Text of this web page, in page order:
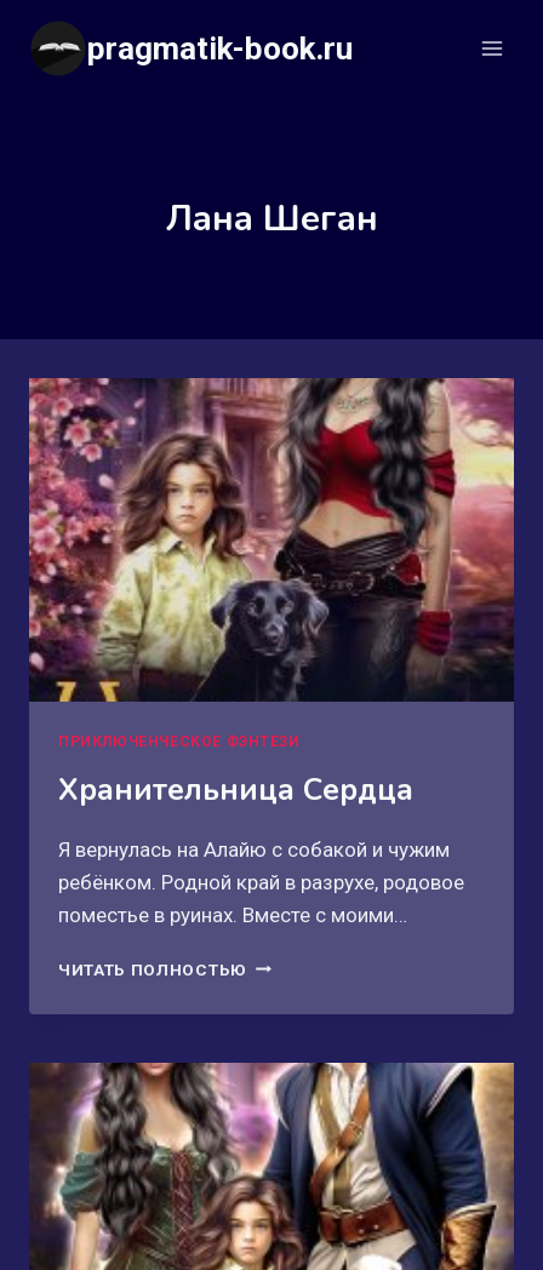
Перейти
содержимому
pragmatik-book.ru
Лана Шеган
ПРИКЛЮЧЕНЧЕСКОЕ ФЭНТЕЗИ
Хранительница Сердца
Я вернулась на Алайю с собакой и чужим
ребёнком. Родной край в разрухе, родовое
поместье в руинах. Вместе с моими…
ЧИТАТЬ ПОЛНОСТЬЮ ХРАНИТЕЛЬНИЦА